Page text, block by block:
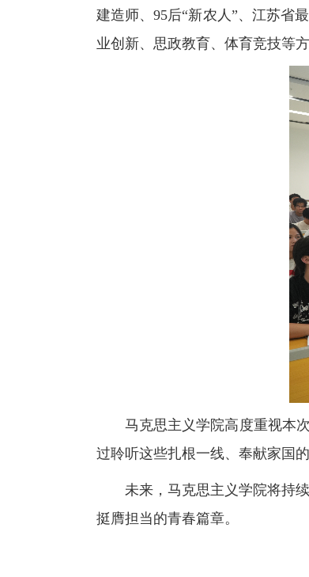
建造师、95后“新农人”、江苏省
业创新、思政教育、体育竞技等
马克思主义学院高度重视本
过聆听这些扎根一线、奉献家国
未来，马克思主义学院将持
挺膺担当的青春篇章。